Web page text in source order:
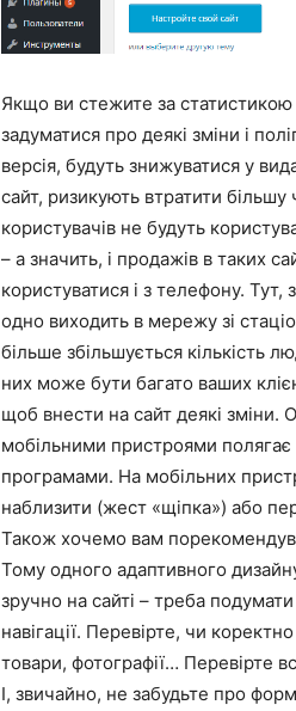
Якщо ви стежите за статистикою
задуматися про деякі зміни і
версія, будуть знижуватися у
сайт, ризикують втратити
користувачів не будуть
– а значить, і продажів в таких
користуватися і з телефону.
одно виходить в мережу зі
більше збільшується кількість
них може бути багато ваших
щоб внести на сайт деякі зміни.
мобільними пристроями
програмами. На мобільних
наблизити (жест «щіпка») або
Також хочемо вам
Тому одного адаптивного
зручно на сайті – треба
навігації. Перевірте, чи
товари, фотографії… Перевірте
І, звичайно, не забудьте про